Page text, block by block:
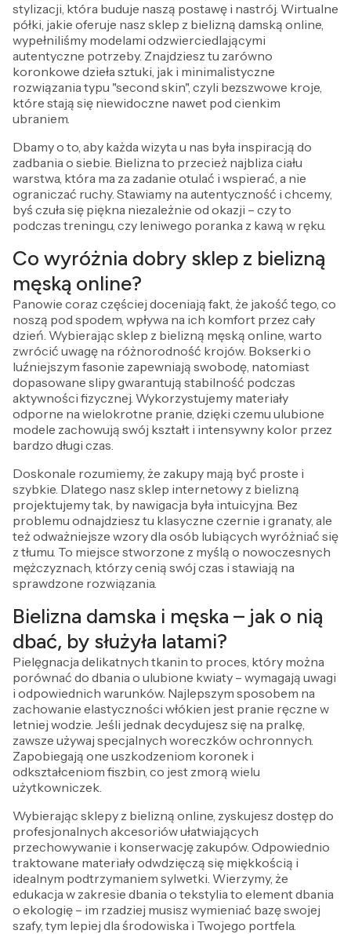
stylizacji, która buduje naszą postawę i nastrój. Wirtualne
półki, jakie oferuje nasz sklep z bielizną damską online,
wypełniliśmy modelami odzwierciedlającymi
autentyczne potrzeby. Znajdziesz tu zarówno
koronkowe dzieła sztuki, jak i minimalistyczne
rozwiązania typu "second skin", czyli bezszwowe kroje,
które stają się niewidoczne nawet pod cienkim
ubraniem.
Dbamy o to, aby każda wizyta u nas była inspiracją do
zadbania o siebie. Bielizna to przecież najbliza ciału
warstwa, która ma za zadanie otulać i wspierać, a nie
ograniczać ruchy. Stawiamy na autentyczność i chcemy,
byś czuła się piękna niezależnie od okazji – czy to
podczas treningu, czy leniwego poranka z kawą w ręku.
Co wyróżnia dobry sklep z bielizną
męską online?
Panowie coraz częściej doceniają fakt, że jakość tego, co
noszą pod spodem, wpływa na ich komfort przez cały
dzień. Wybierając sklep z bielizną męską online, warto
zwrócić uwagę na różnorodność krojów. Bokserki o
luźniejszym fasonie zapewniają swobodę, natomiast
dopasowane slipy gwarantują stabilność podczas
aktywności fizycznej. Wykorzystujemy materiały
odporne na wielokrotne pranie, dzięki czemu ulubione
modele zachowują swój kształt i intensywny kolor przez
bardzo długi czas.
Doskonale rozumiemy, że zakupy mają być proste i
szybkie. Dlatego nasz sklep internetowy z bielizną
projektujemy tak, by nawigacja była intuicyjna. Bez
problemu odnajdziesz tu klasyczne czernie i granaty, ale
też odważniejsze wzory dla osób lubiących wyróżniać się
z tłumu. To miejsce stworzone z myślą o nowoczesnych
mężczyznach, którzy cenią swój czas i stawiają na
sprawdzone rozwiązania.
Bielizna damska i męska – jak o nią
dbać, by służyła latami?
Pielęgnacja delikatnych tkanin to proces, który można
porównać do dbania o ulubione kwiaty – wymagają uwagi
i odpowiednich warunków. Najlepszym sposobem na
zachowanie elastyczności włókien jest pranie ręczne w
letniej wodzie. Jeśli jednak decydujesz się na pralkę,
zawsze używaj specjalnych woreczków ochronnych.
Zapobiegają one uszkodzeniom koronek i
odkształceniom fiszbin, co jest zmorą wielu
użytkowniczek.
Wybierając sklepy z bielizną online, zyskujesz dostęp do
profesjonalnych akcesoriów ułatwiających
przechowywanie i konserwację zakupów. Odpowiednio
traktowane materiały odwdzięczą się miękkością i
idealnym podtrzymaniem sylwetki. Wierzymy, że
edukacja w zakresie dbania o tekstylia to element dbania
o ekologię – im rzadziej musisz wymieniać bazę swojej
szafy, tym lepiej dla środowiska i Twojego portfela.